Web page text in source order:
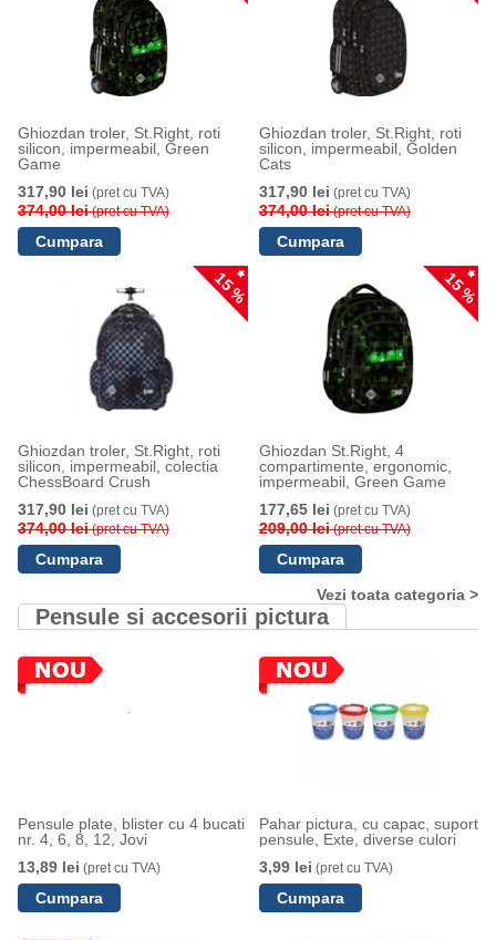
Ghiozdan troler, St.Right, roti
silicon, impermeabil, Green
Game
317,90 lei (pret cu TVA)
374,00 lei(pret cu TVA)
Ghiozdan troler, St.Right, roti
silicon, impermeabil, Golden
Cats
317,90 lei (pret cu TVA)
374,00 lei(pret cu TVA)
15 %
Ghiozdan troler, St.Right, roti
silicon, impermeabil, colectia
ChessBoard Crush
317,90 lei (pret cu TVA)
374,00 lei(pret cu TVA)
15 %
Ghiozdan St.Right, 4
compartimente, ergonomic,
impermeabil, Green Game
177,65 lei (pret cu TVA)
209,00 lei(pret cu TVA)
Vezi toata categoria >
Pensule si accesorii pictura
Pensule plate, blister cu 4 bucati
nr. 4, 6, 8, 12, Jovi
13,89 lei (pret cu TVA)
Pahar pictura, cu capac, suport
pensule, Exte, diverse culori
3,99 lei (pret cu TVA)